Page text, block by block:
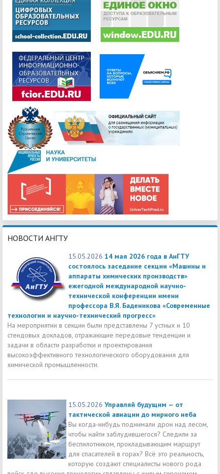
НОВОСТИ АНГТУ
15.05.2026 14 мая 2026 года в АнГТУ
состоялось заседание секции «Машины и
аппараты химических производств»
ежегодной международной научно-
технической конференции имени
профессора В.Я. Баденикова «Современные
технологии и научно-технический прогресс»
На мероприятии в секции были представлены 7 устных и 10
стендовых докладов, отражающие передовые тенденции и
задачи в области разработки и проектирования
высокоэффективного технологического оборудования для
химической промышленности.
15.05.2026 Управляй будущим — от
тактической авиации до мирного неба
Вы когда-нибудь поднимали дрон над лесом,
чтобы найти заблудившегося? Следили за
беспилотником, прокладывающим маршрут
для спасателей в горах? Всё это реальность,
которую создают специалисты нового рода